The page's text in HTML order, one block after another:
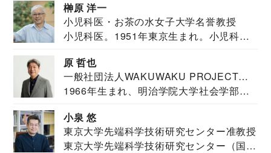
榊原 洋一
小児科医・お茶の水女子大学名誉教授
小児科医。1951年東京生まれ。小児科
原 哲也
一般社団法人WAKUWAKU PROJECT
JAPAN代表・言語聴覚士・社会福祉士
1966年生まれ、明治学院大学社会学部福
小泉 悠
東京大学先端科学技術研究センター准教授
東京大学先端科学技術研究センター（国際